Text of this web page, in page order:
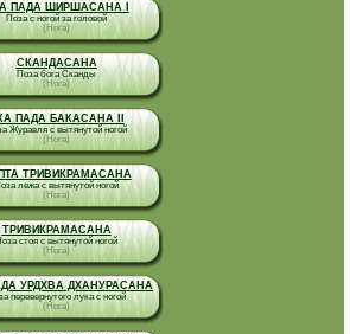
ПАДА ШИРШАСАНА I
Поза с ногой за головой
(Нога)
СКАНДАСАНА
Поза бога Сканды
(Нога)
ПАДА БАКАСАНА II
Журавля с вытянутой ногой
(Нога)
ТРИВИКРАМАСАНА
лежа с вытянутой ногой
(Нога)
ТРИВИКРАМАСАНА
стоя с вытянутой ногой
(Нога)
УРДХВА ДХАНУРАСАНА
перевернутого лука с ногой
(Нога)